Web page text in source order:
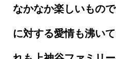
なかなか楽しいもの
に対する愛情も沸い